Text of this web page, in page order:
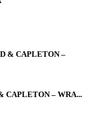
CAPLETON – WRA...